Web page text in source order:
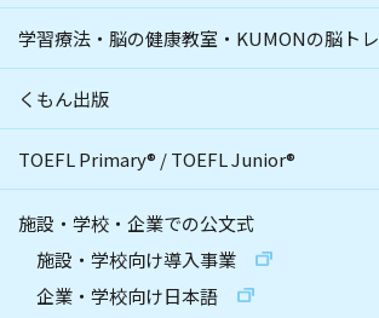
学習療法・脳の健康教室・KUMONの脳トレ
くもん出版
TOEFL Primary® /TOEFL Junior®
施設・学校・企業での公文式
施設・学校向け導入事業
企業・学校向け日本語